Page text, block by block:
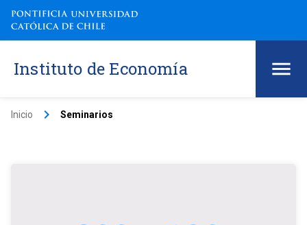
Instituto de Economía
Inicio keyboard_arrow_right Seminarios